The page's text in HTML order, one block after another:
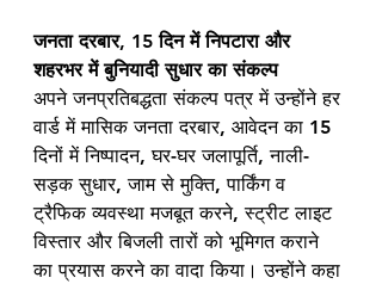
जनता दरबार, 15 दिन में निपटारा और
शहरभर में बुनियादी सुधार का संकल्प
अपने जनप्रतिबद्धता संकल्प पत्र में उन्होंने हर
वार्ड में मासिक जनता दरबार, आवेदन का 15
दिनों में निष्पादन, घर-घर जलापूर्ति, नाली-
सड़क सुधार, जाम से मुक्ति, पार्किंग व
ट्रैफिक व्यवस्था मजबूत करने, स्ट्रीट लाइट
विस्तार और बिजली तारों को भूमिगत कराने
का प्रयास करने का वादा किया। उन्होंने कहा